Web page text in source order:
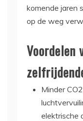
komende jaren
op de weg
Voordelen
Minder
elektrische